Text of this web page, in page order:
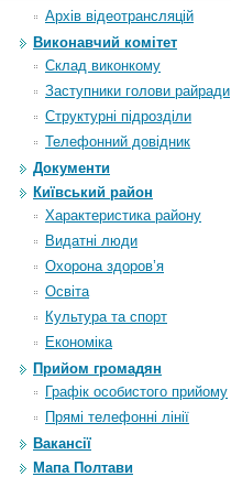
Архiв вiдеотрансляцiй
Виконавчий комітет
Склад виконкому
Заступники голови райради
Структурні підрозділи
Телефонний довідник
Документи
Київський район
Характеристика району
Видатні люди
Охорона здоров’я
Освіта
Культура та спорт
Економіка
Прийом громадян
Графік особистого прийому
Прямі телефонні лінії
Вакансії
Мапа Полтави